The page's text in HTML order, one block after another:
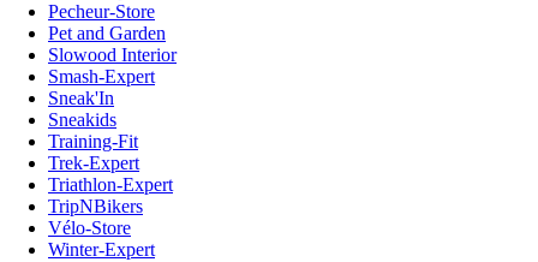
Pecheur-Store
Pet and Garden
Slowood Interior
Smash-Expert
Sneak'In
Sneakids
Training-Fit
Trek-Expert
Triathlon-Expert
TripNBikers
Vélo-Store
Winter-Expert